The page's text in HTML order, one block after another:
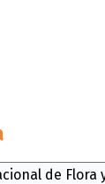
de Flora